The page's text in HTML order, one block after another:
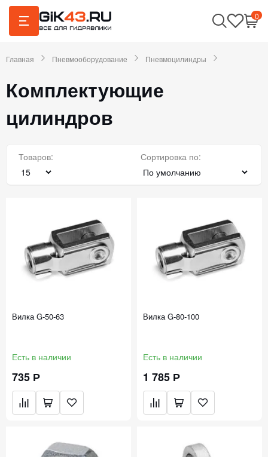
0
Главная Пневмооборудование Пневмоцилиндры
Комплектующие
цилиндров
Товаров: Сортировка по:
Вилка G-50-63
Есть в наличии
735 Р
Вилка G-80-100
Есть в наличии
1 785 Р